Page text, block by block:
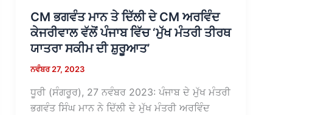
CM ਭਗਵੰਤ ਮਾਨ ਤੇ ਦਿੱਲੀ ਦੇ CM ਅਰਵਿੰਦ
ਕੇਜਰੀਵਾਲ ਵੱਲੋਂ ਪੰਜਾਬ ਵਿੱਚ ‘ਮੁੱਖ ਮੰਤਰੀ ਤੀਰਥ
ਯਾਤਰਾ ਸਕੀਮ ਦੀ ਸ਼ੁਰੂਆਤ’
ਨਵੰਬਰ 27, 2023
ਧੂਰੀ (ਸੰਗਰੂਰ), 27 ਨਵੰਬਰ 2023: ਪੰਜਾਬ ਦੇ ਮੁੱਖ ਮੰਤਰੀ
ਭਗਵੰਤ ਸਿੰਘ ਮਾਨ ਨੇ ਦਿੱਲੀ ਦੇ ਮੁੱਖ ਮੰਤਰੀ ਅਰਵਿੰਦ